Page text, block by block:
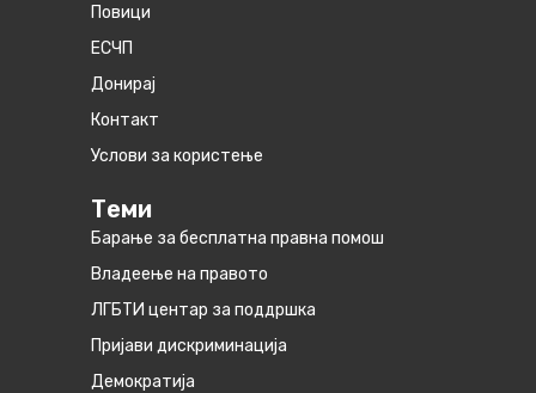
Повици
ЕСЧП
Донирај
Контакт
Услови за користење
Теми
Барање за бесплатна правна помош
Владеење на правото
ЛГБТИ центар за поддршка
Пријави дискриминација
Демократија